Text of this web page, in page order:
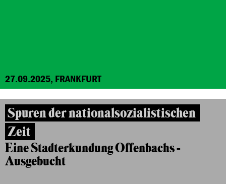
27.09.2025, FRANKFURT
Spuren der nationalsozialistischen
Zeit
Eine Stadterkundung Offenbachs -
Ausgebucht